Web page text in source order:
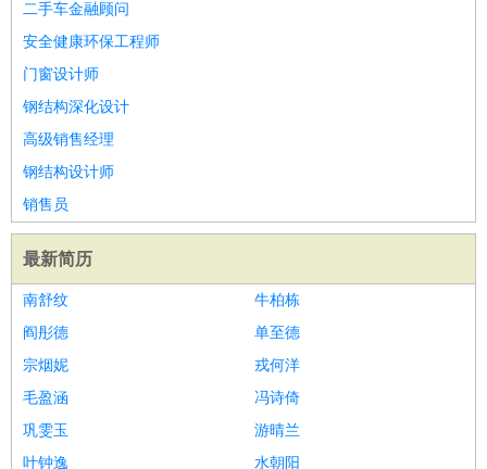
二手车金融顾问
安全健康环保工程师
门窗设计师
钢结构深化设计
高级销售经理
钢结构设计师
销售员
最新简历
南舒纹
牛柏栋
阎彤德
单至德
宗烟妮
戎何洋
毛盈涵
冯诗倚
巩雯玉
游晴兰
叶钟逸
水朝阳